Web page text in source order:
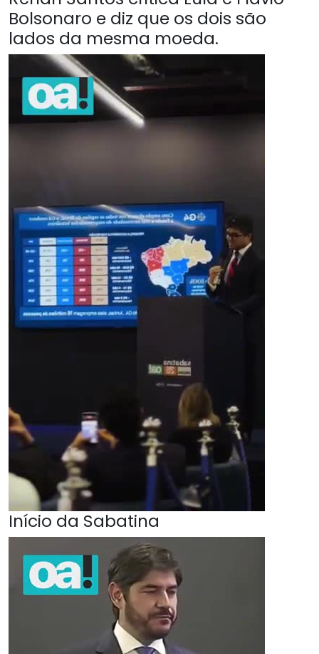
Bolsonaro e diz que os dois são
lados da mesma moeda.
Início da Sabatina